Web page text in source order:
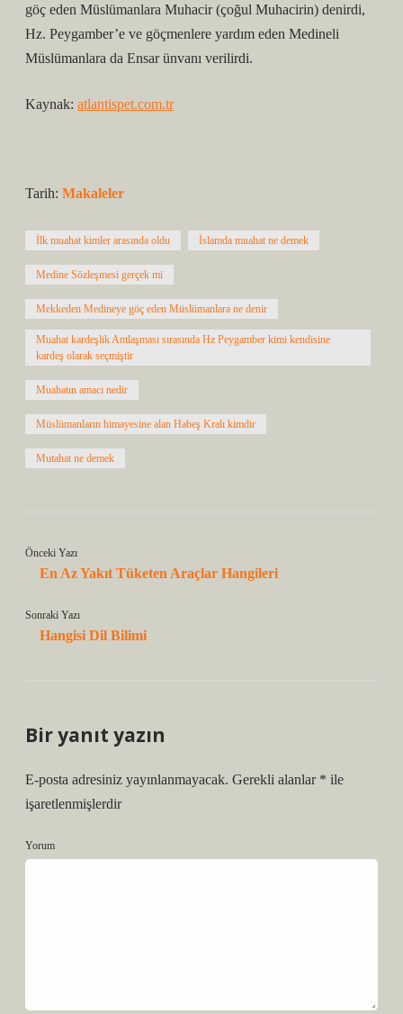
göç eden Müslümanlara Muhacir (çoğul Muhacirin) denirdi,
Hz. Peygamber’e ve göçmenlere yardım eden Medineli
Müslümanlara da Ensar ünvanı verilirdi.
Kaynak: atlantispet.com.tr
Tarih: Makaleler
İlk muahat kimler arasında oldu İslamda muahat ne demek
Medine Sözleşmesi gerçek mi
Mekkeden Medineye göç eden Müslümanlara ne denir
Muahat kardeşlik Antlaşması sırasında Hz Peygamber kimi kendisine
kardeş olarak seçmiştir
Muahatın amacı nedir
Müslümanların himayesine alan Habeş Kralı kimdir
Mutahat ne demek
Önceki Yazı
En Az Yakıt Tüketen Araçlar Hangileri
Sonraki Yazı
Hangisi Dil Bilimi
Bir yanıt yazın
E-posta adresiniz yayınlanmayacak. Gerekli alanlar * ile
işaretlenmişlerdir
Yorum